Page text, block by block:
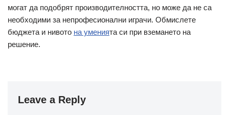
могат да подобрят производителността, но може да не са
необходими за непрофесионални играчи. Обмислете
бюджета и нивото на уменията си при вземането на
решение.
Leave a Reply